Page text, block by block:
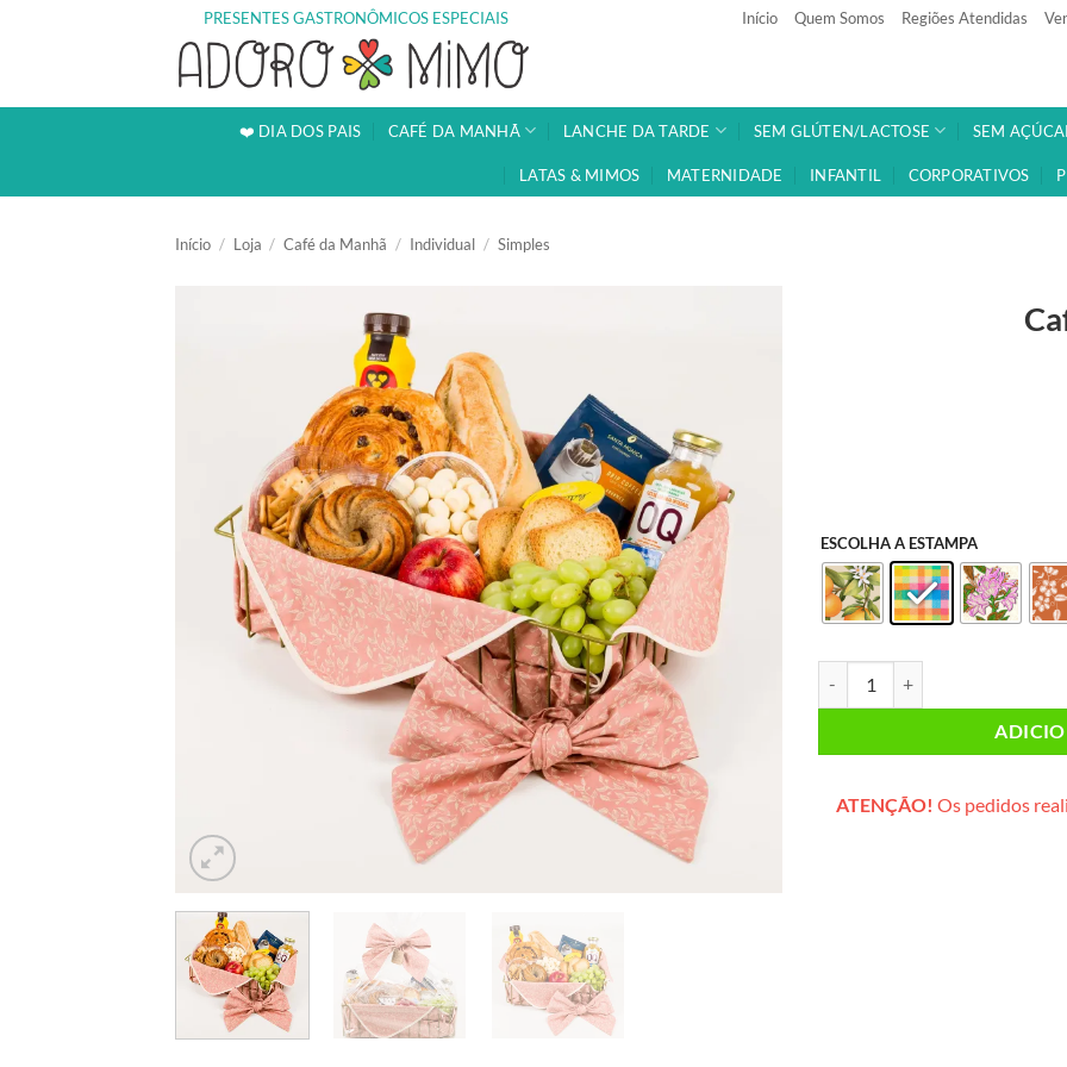
PRESENTES GASTRONÔMICOS ESPECIAIS Início Quem Somos Regiões Atendidas
❤️ DIA DOS PAIS CAFÉ DA MANHÃ LANCHE DA TARDE SEM GLÚTEN/LACTOSE SEM
LATAS & MIMOS MATERNIDADE INFANTIL CORPORATIVOS
Início / Loja / Café da Manhã / Individual / Simples
ESCOLHA A ESTAMPA
ATENÇÃO! Os pedidos